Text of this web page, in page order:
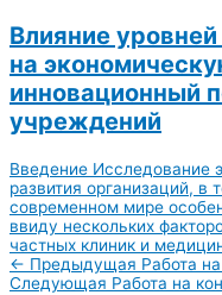
Влияние
на
инновационный
учреждений
Введение Исследование
развития организаций, в
современном мире
ввиду нескольких
частных клиник и
← Предыдущая Работа на
Следующая Работа на